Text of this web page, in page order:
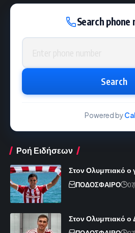
Search phone
Phone number
Search
Powered by
Ροή Ειδήσεων
Στον Ολυμπιακό ο
ΠΟΔΟΣΦΑΙΡΟ
Στον Ολυμπιακό ο